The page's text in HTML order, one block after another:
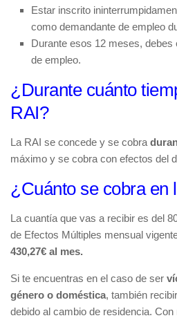
Estar inscrito
como demandante de empleo
Durante esos 12 meses,
de empleo.
¿Durante cuánto
RAI?
La RAI se concede y se cobra
máximo y se cobra con efectos del
¿Cuánto se cobra en
La cuantía que vas a recibir es del
de Efectos Múltiples mensual
430,27€ al mes.
Si te encuentras en el caso de ser
género o doméstica, también
debido al cambio de residencia. Con